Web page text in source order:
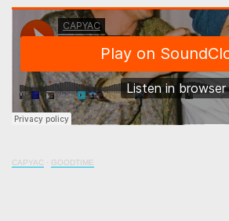
CAPYAC · GOODTIME